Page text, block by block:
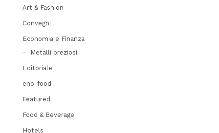
Art & Fashion
Convegni
Economia e Finanza
Metalli preziosi
Editoriale
eno-food
Featured
Food & Beverage
Hotels